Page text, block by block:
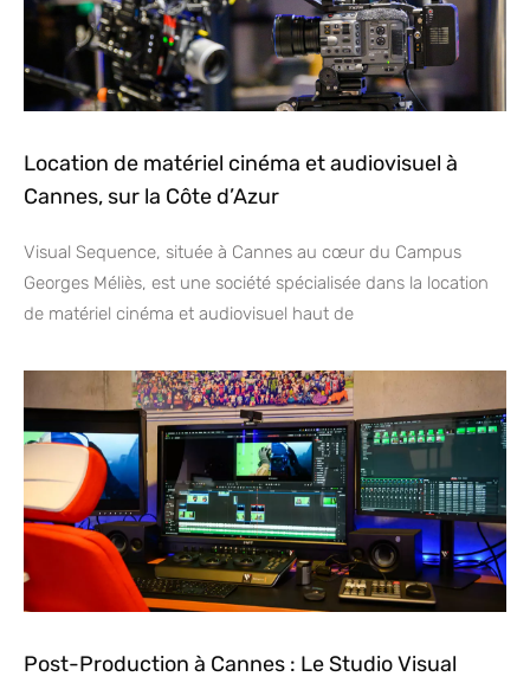
Location de matériel cinéma et audiovisuel à
Cannes, sur la Côte d’Azur
Visual Sequence, située à Cannes au cœur du Campus
Georges Méliès, est une société spécialisée dans la location
de matériel cinéma et audiovisuel haut de
Post-Production à Cannes : Le Studio Visual